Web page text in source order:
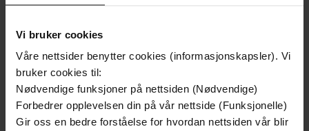
Vi bruker cookies
Våre nettsider benytter cookies (informasjonskapsler). Vi
bruker cookies til:
Nødvendige funksjoner på nettsiden (Nødvendige)
Forbedrer opplevelsen din på vår nettside (Funksjonelle)
Gir oss en bedre forståelse for hvordan nettsiden vår blir